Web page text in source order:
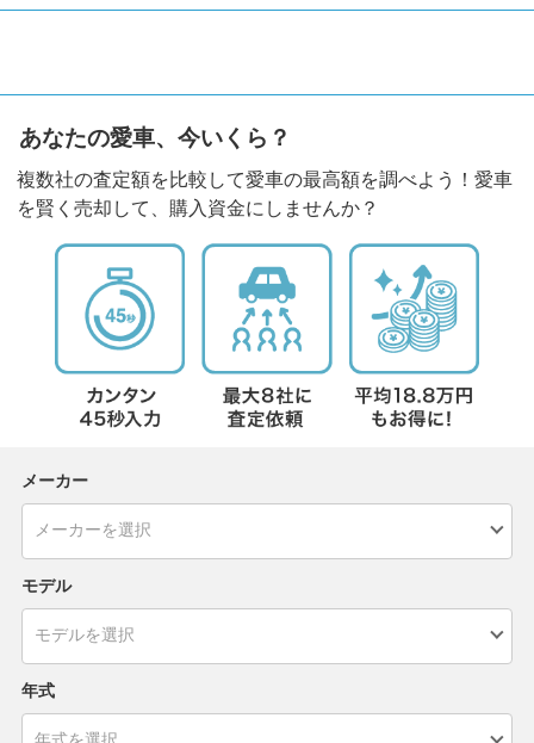
あなたの愛車、今いくら？
複数社の査定額を比較して愛車の最高額を調べよう！愛車
を賢く売却して、購入資金にしませんか？
メーカー
モデル
年式